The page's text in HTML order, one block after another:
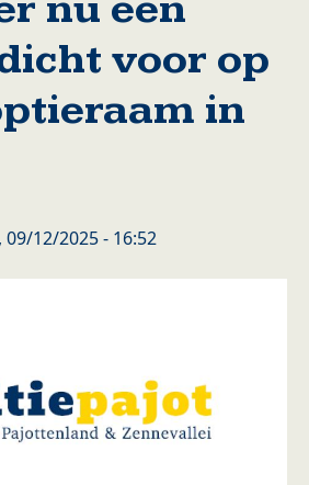
voor op
in
09/12/2025 - 16:52